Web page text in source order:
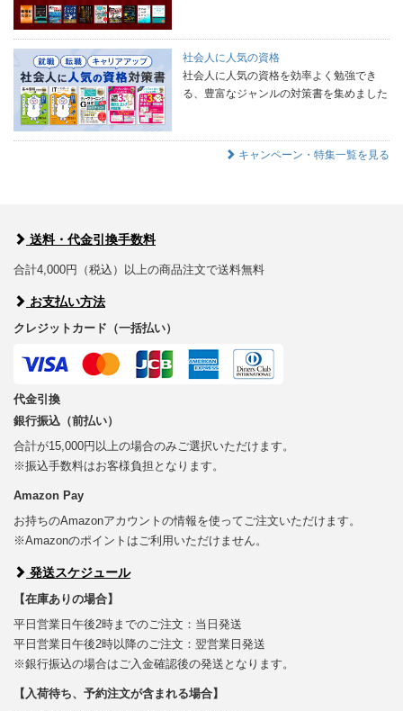
社会人に人気の資格
社会人に人気の資格を効率よく勉強でき
る、豊富なジャンルの対策書を集めました
キャンペーン・特集一覧を見る
送料・代金引換手数料
合計4,000円（税込）以上の商品注文で送料無料
お支払い方法
クレジットカード（一括払い）
代金引換
銀行振込（前払い）
合計が15,000円以上の場合のみご選択いただけます。
※振込手数料はお客様負担となります。
Amazon Pay
お持ちのAmazonアカウントの情報を使ってご注文いただけます。
※Amazonのポイントはご利用いただけません。
発送スケジュール
【在庫ありの場合】
平日営業日午後2時までのご注文：当日発送
平日営業日午後2時以降のご注文：翌営業日発送
※銀行振込の場合はご入金確認後の発送となります。
【入荷待ち、予約注文が含まれる場合】